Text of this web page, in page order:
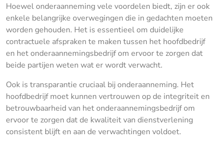
Hoewel onderaanneming vele voordelen biedt, zijn er ook
enkele belangrijke overwegingen die in gedachten moeten
worden gehouden. Het is essentieel om duidelijke
contractuele afspraken te maken tussen het hoofdbedrijf
en het onderaannemingsbedrijf om ervoor te zorgen dat
beide partijen weten wat er wordt verwacht.
Ook is transparantie cruciaal bij onderaanneming. Het
hoofdbedrijf moet kunnen vertrouwen op de integriteit en
betrouwbaarheid van het onderaannemingsbedrijf om
ervoor te zorgen dat de kwaliteit van dienstverlening
consistent blijft en aan de verwachtingen voldoet.